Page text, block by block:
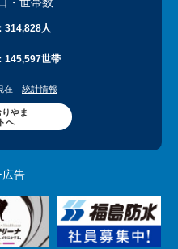
314,828人
145,597世帯
在 統計情報
やま
へ
広告